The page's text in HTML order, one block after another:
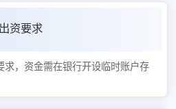
资要求
求，资金需在银行开设临时账户存